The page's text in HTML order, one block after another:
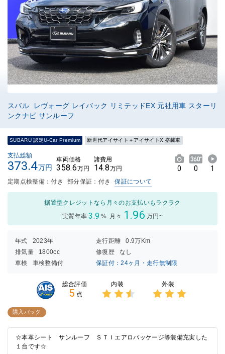
スバル レヴォーグ レイバック リミテッドEX 元社用車 スターリ
ンクナビ サンルーフ
SUBARU 認定U-Car Premium 新世代アイサイト＋アイサイトX 搭載車
支払総額
373.4万円
車両価格
358.6万円
諸費用
14.8万円 0 0 1
定期点検整備：付き 部分保証：付き 保証について
据置型クレジットなら月々のお支払いもラクラク
実質年率 3.9 % 月々 1.96 万円~
年式 2023年 走行距離
0.9万Km
排気量
1800cc 修復歴
なし
車検
車検整備付 保証付：24ヶ月・走行無制限
総合評価
5 点
内装 外装
購入パック
☆本革シート サンルーフ ＳＴＩエアロパッケージ等装備充実した
１台です☆